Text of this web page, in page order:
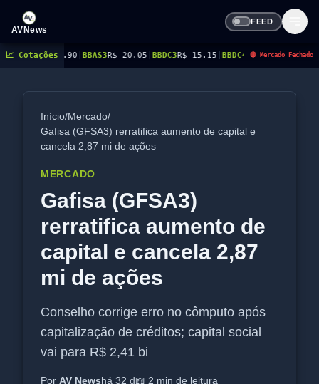
AVNews
FEED
📈 Cotações
|BBAS3R$ 20.05|BBDC3R$ 15.15|BBDC4R$ 17.31|BBSE3R$ 38.38|
🔴 Mercado Fechado
Início/Mercado/
Gafisa (GFSA3) rerratifica aumento de capital e
cancela 2,87 mi de ações
MERCADO
Gafisa (GFSA3)
rerratifica aumento de
capital e cancela 2,87
mi de ações
Conselho corrige erro no cômputo após
capitalização de créditos; capital social
vai para R$ 2,41 bi
Por AV Newshá 32 d📖 2 min de leitura